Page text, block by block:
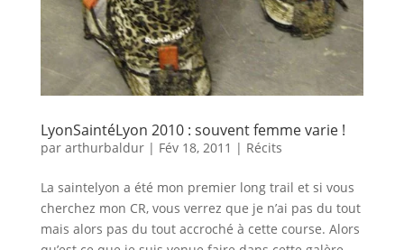
LyonSaintéLyon 2010 : souvent femme varie !
par arthurbaldur| Fév 18, 2011 | Récits
La saintelyon a été mon premier long trail et si vous
cherchez mon CR, vous verrez que je n’ai pas du tout
mais alors pas du tout accroché à cette course. Alors